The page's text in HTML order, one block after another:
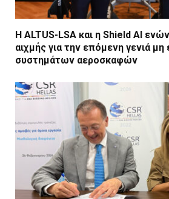
Η ALTUS-LSA και η Shield AI
αιχμής για την επόμενη γενιά
συστημάτων αεροσκαφών